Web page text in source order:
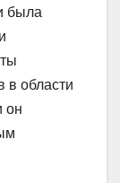
была
в области
он